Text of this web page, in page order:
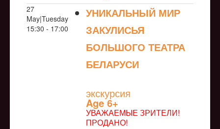
27
May|Tuesday
15:30 - 17:00
УНИКАЛЬНЫЙ МИР
ЗАКУЛИСЬЯ
БОЛЬШОГО ТЕАТРА
БЕЛАРУСИ
экскурсия
Age 6+
УВАЖАЕМЫЕ ЗРИТЕЛИ!
ПРОДАНО!